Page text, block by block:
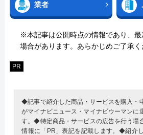
業者
※本記事は公開時点の情報であり、
場合があります。あらかじめご了承く
PR
◆記事で紹介した商品・サービスを購入・
がマイナビニュース・マイナビウーマンに
す。◆特定商品・サービスの広告を行う場
情報に「PR」表記を記載します。◆紹介